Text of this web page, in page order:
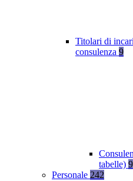
Titolari di
consulenza 9
tabelle) 9
Personale 242